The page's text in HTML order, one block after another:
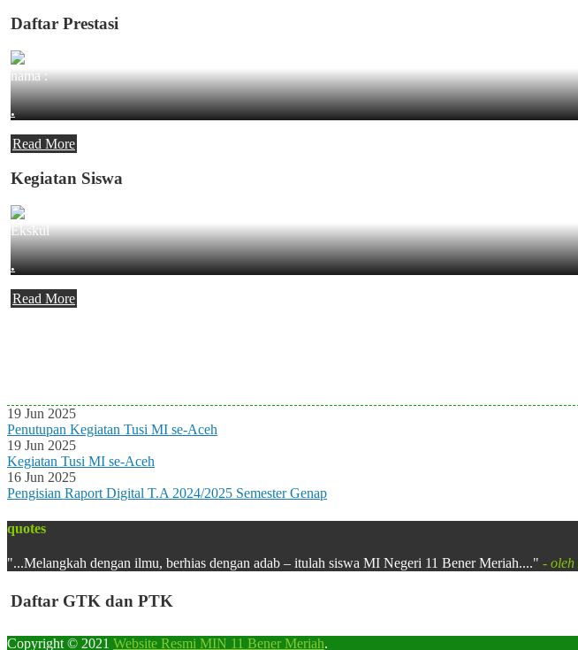
Daftar Prestasi
nama :
.
Read More
Kegiatan Siswa
Ekskul
.
Read More
19 Jun 2025
Penutupan Kegiatan Tusi MI se-Aceh
19 Jun 2025
Kegiatan Tusi MI se-Aceh
16 Jun 2025
Pengisian Raport Digital T.A 2024/2025 Semester Genap
quotes
"...Melangkah dengan ilmu, berhias dengan adab – itulah siswa MI Negeri 11 Bener Meriah...." - oleh
Daftar GTK dan PTK
Copyright © 2021 Website Resmi MIN 11 Bener Meriah.